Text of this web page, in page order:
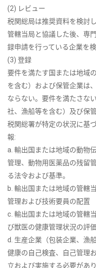
(2) レビュー
税関総局は推奨資料を検討
管轄当局と協議した後、専
録申請を行っている企業を
(3) 登録
要件を満たす国または地域
を含む）および保管企業は
ならない。要件を満たさな
社、漁船等を含む）及び保
税関総署が特定の状況に基
報:
a. 輸出国または地域の動物
管理、動物用医薬品の残留
る法令および基準。
b. 輸出国または地域の管轄
管理および技術要員の配置
c. 輸出国または地域の管轄
び獣医の健康管理状況の評
d. 生産企業（包装企業、漁
健康の自己検査、自己管理
立および実施する必要があ